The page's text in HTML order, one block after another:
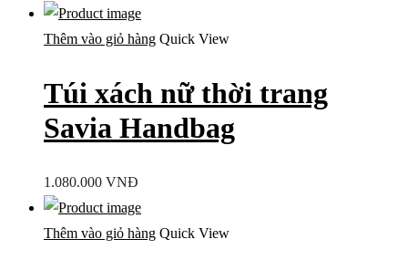
Thêm vào giỏ hàng Quick View
Túi xách nữ thời trang
Savia Handbag
1.080.000 VNĐ
Thêm vào giỏ hàng Quick View